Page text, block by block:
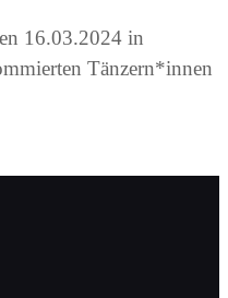
16.03.2024 in
Tänzern*innen